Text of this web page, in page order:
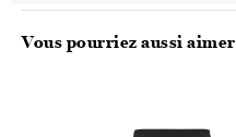
Vous pourriez aussi aimer